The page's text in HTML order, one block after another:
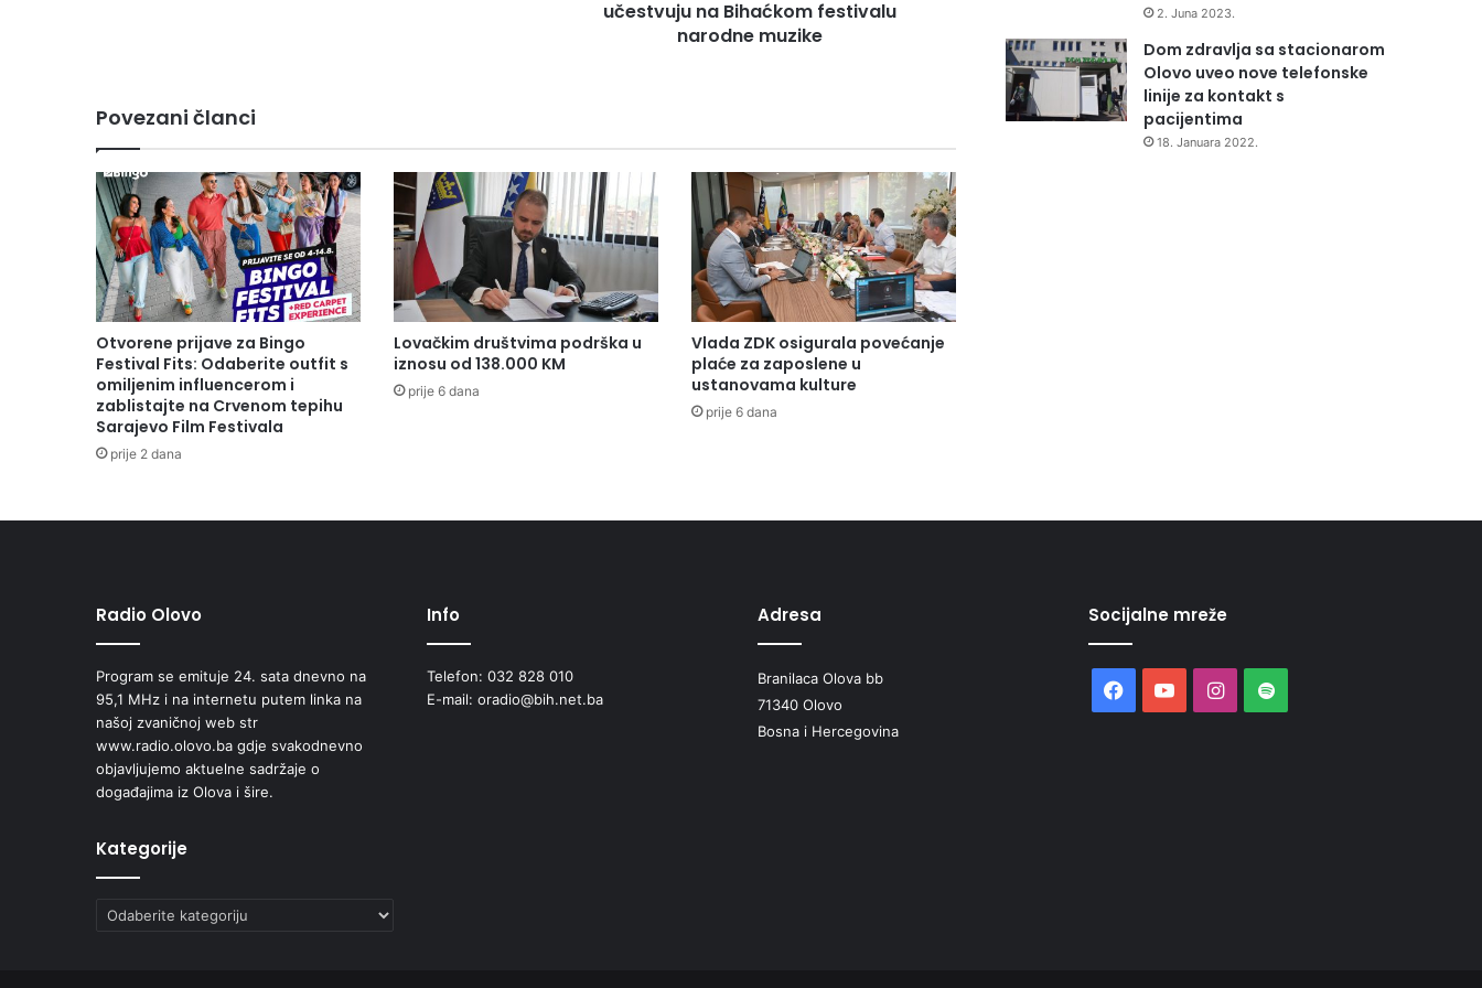
učestvuju na Bihaćkom festivalu
narodne muzike
Povezani članci
Otvorene prijave za Bingo
Festival Fits: Odaberite outfit s
omiljenim influencerom i
zablistajte na Crvenom tepihu
Sarajevo Film Festivala
prije 2 dana
Lovačkim društvima podrška u
iznosu od 138.000 KM
prije 6 dana
Vlada ZDK osigurala povećanje
plaće za zaposlene u
ustanovama kulture
prije 6 dana
2. Juna 2023.
Dom zdravlja sa stacionarom
Olovo uveo nove telefonske
linije za kontakt s
pacijentima
18. Januara 2022.
Radio Olovo
Program se emituje 24. sata dnevno na
95,1 MHz i na internetu putem linka na
našoj zvaničnoj web str
www.radio.olovo.ba gdje svakodnevno
objavljujemo aktuelne sadržaje o
događajima iz Olova i šire.
Kategorije
Kategorije
Info
Telefon: 032 828 010
E-mail: oradio@bih.net.ba
Adresa
Branilaca Olova bb
71340 Olovo
Bosna i Hercegovina
Socijalne mreže
Facebook
YouTubeInstagram
Spotify